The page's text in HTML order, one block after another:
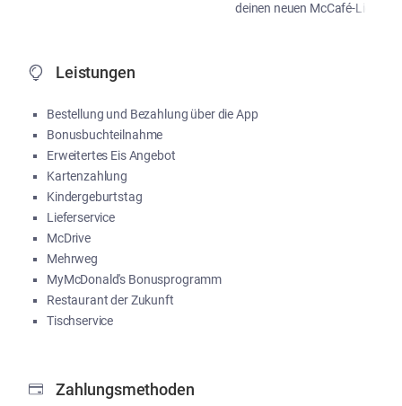
deinen neuen McCafé-Liebling!
Leistungen
Bestellung und Bezahlung über die App
Bonusbuchteilnahme
Erweitertes Eis Angebot
Kartenzahlung
Kindergeburtstag
Lieferservice
McDrive
Mehrweg
MyMcDonald's Bonusprogramm
Restaurant der Zukunft
Tischservice
Zahlungsmethoden